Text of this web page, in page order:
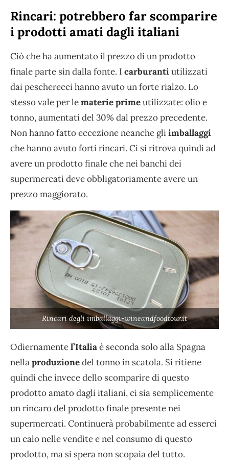
Rincari: potrebbero far scomparire
i prodotti amati dagli italiani
Ciò che ha aumentato il prezzo di un prodotto
finale parte sin dalla fonte. I carburantiutilizzati
dai pescherecci hanno avuto un forte rialzo. Lo
stesso vale per lematerie primeutilizzate: olio e
tonno, aumentati del 30% dal prezzo precedente.
Non hanno fatto eccezione neanche gliimballaggi
che hanno avuto forti rincari. Ci si ritrova quindi ad
avere un prodotto finale che nei banchi dei
supermercati deve obbligatoriamente avere un
prezzo maggiorato.
Rincari degli imballaggi-wineandfoodtour.it
Odiernamentel’Italiaè seconda solo alla Spagna
nellaproduzionedel tonno in scatola. Si ritiene
quindi che invece dello scomparire di questo
prodotto amato dagli italiani, ci sia semplicemente
un rincaro del prodotto finale presente nei
supermercati. Continuerà probabilmente ad esserci
un calo nelle vendite e nel consumo di questo
prodotto, ma si spera non scopaia del tutto.